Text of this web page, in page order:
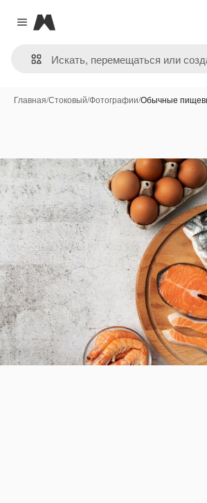
Close menu
Magnific
Главная/Стоковый/Фотографии/Обычные